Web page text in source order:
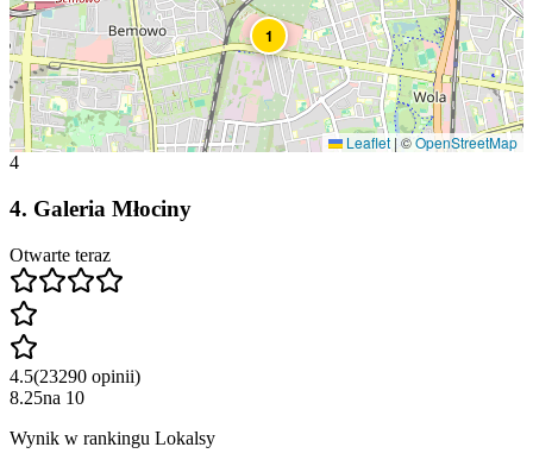
1
Leaflet |©OpenStreetMap
4
4. Galeria Młociny
Otwarte teraz
4.5(23290 opinii)
8.25na 10
Wynik w rankingu Lokalsy